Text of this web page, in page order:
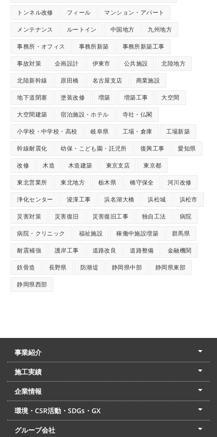
トンネル改修 フィール マンション・アパート
メンテナンス ルートイン 中国地方 九州地方
事務所・オフィス 事務所新築 事務所新築工事
事故対策 企画設計 伊東市 公共施設 北陸地方
北陸新幹線 原田橋 名古屋支店 商業施設
地下道閉塞 塗装改修 増築 増築工事 大空間
大空間建築 宿泊施設・ホテル 寺社・仏閣
小学校・中学校・高校 岐阜県 工場・倉庫 工場新築
幹線耐震化 幼保・こども園・託児所 復興工事 愛知県
改修 木造 木造建築 東京支店 東京都
東北営業所 東北地方 栃木県 橋守保全 河川改修
浄化センター 浚渫工事 浜名湖大橋 浜松城 浜松市
災害対策 災害復旧 災害復旧工事 独自工法 病院
病院・クリニック 福祉施設 稼働中施設増築 群馬県
耐震補強 護岸工事 道路改良 道路整備 金融機関
鉄骨造 長野県 防潮堤 静岡県中部 静岡県東部
静岡県西部
事業紹介
土木本部
建築本部
PPP・PFI
リフォーム・リノベーション
中村建設の家
施工実績
土木部門
建築部門
リフォーム部門
住宅部門
名古屋支店
東京支店
企業情報
会社概要
経営理念
沿革
リクルート
最新情報
お問合せ
環境・CSR活動・SDGs・GX
LSS流動化処理工法
CSR・SDGs・GX
発電事業
次世代ZEBオフィス
グループ会社